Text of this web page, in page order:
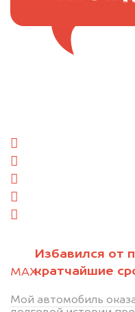
BMW 5 Series G30,
Избавился от
кратчайшие
Мой автомобиль
+79584983298 по
MAXили на